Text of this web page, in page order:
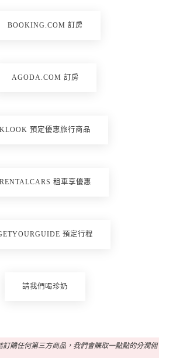
BOOKING.COM 訂房
AGODA.COM 訂房
KLOOK 預定優惠旅行商品
RENTALCARS 租車享優惠
預定行程
請我們喝珍奶
訂購任何第三方商品，我們會賺取一點點的分潤佣